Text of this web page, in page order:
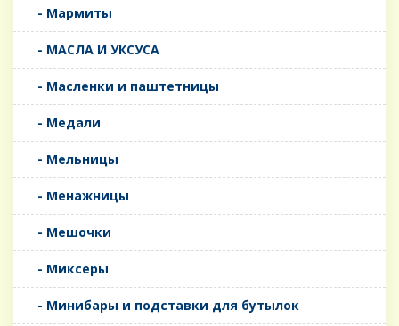
- Мармиты
- МАСЛА И УКСУСА
- Масленки и паштетницы
- Медали
- Мельницы
- Менажницы
- Мешочки
- Миксеры
- Минибары и подставки для бутылок